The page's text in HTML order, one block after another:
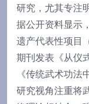
研究，尤其专注
据公开资料显示
遗产代表性项目
期刊发表《从仪
《传统武术功
研究视角注重将